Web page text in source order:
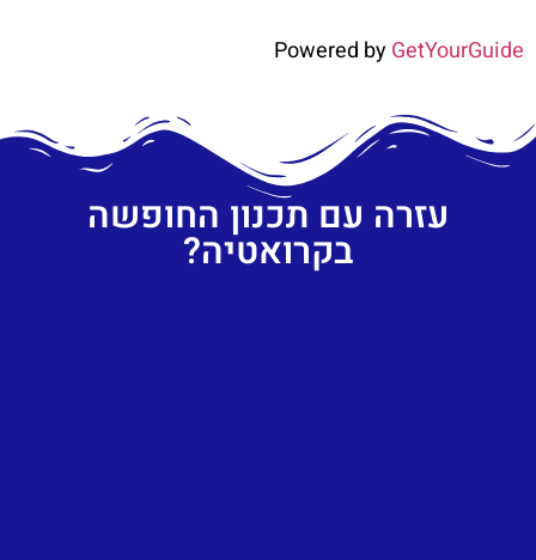
Powered byGetYourGuide
עזרה עם תכנון החופשה
בקרואטיה?